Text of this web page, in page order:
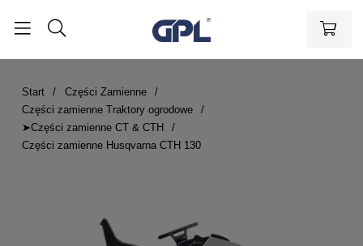
Start
Części Zamienne
Części zamienne Traktory ogrodowe
➤Części zamienne CT & CTH
Części zamienne Husqvarna CTH 130